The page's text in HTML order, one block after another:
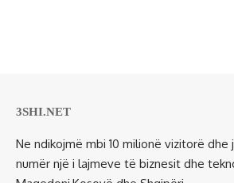
3SHI.NET
Ne ndikojmë mbi 10 milionë vizitorë dhe
numër një i lajmeve të biznesit dhe